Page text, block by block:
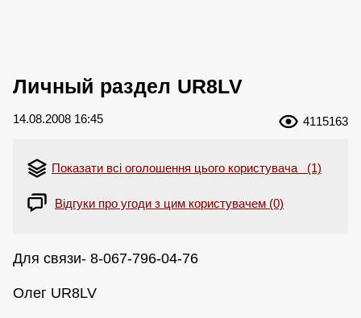
Личный раздел UR8LV
14.08.2008 16:45 4115163
Показати всі оголошення цього користувача (1)
Відгуки про угоди з цим користувачем (0)
Для связи- 8-067-796-04-76
Олег UR8LV